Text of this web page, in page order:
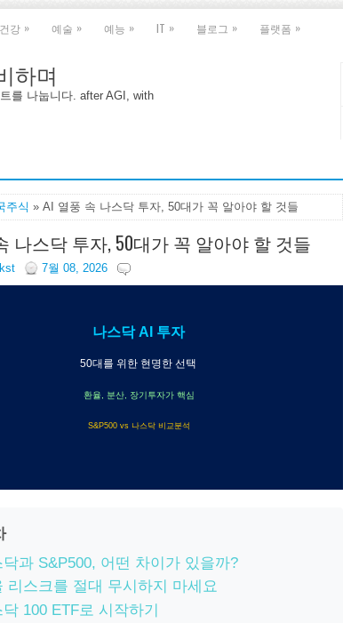
건강 » 예술 » 예능 » IT » 블로그 » 플랫폼 »
하며
를 나눕니다. after AGI, with
주식 » AI 열풍 속 나스닥 투자, 50대가 꼭 알아야 할 것들
나스닥 투자, 50대가 꼭 알아야 할 것들
7월 08, 2026
나스닥 AI 투자
50대를 위한 현명한 선택
환율, 분산, 장기투자가 핵심
S&P500 vs 나스닥 비교분석
닥과 S&P500, 어떤 차이가 있을까?
리스크를 절대 무시하지 마세요
닥 100 ETF로 시작하기